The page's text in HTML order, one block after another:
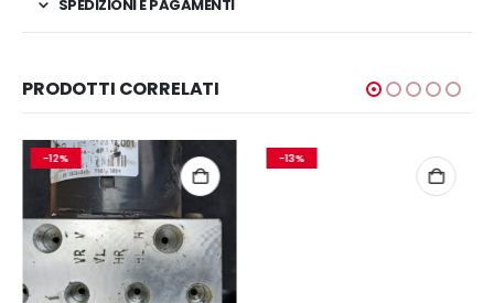
SPEDIZIONI E PAGAMENTI
PRODOTTI CORRELATI
-12% -13%